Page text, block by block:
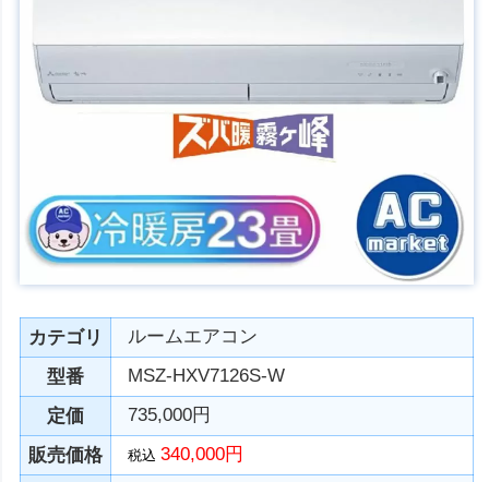
カテゴリ
ルームエアコン
型番
MSZ-HXV7126S-W
定価
735,000円
販売価格
税込340,000円